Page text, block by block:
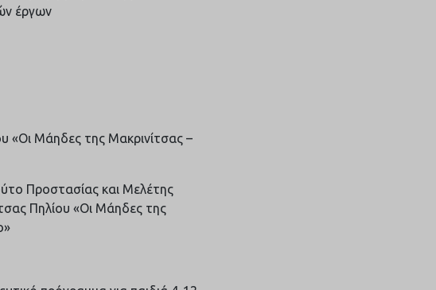
έργων
«Οι Μάηδες της Μακρινίτσας –
Προστασίας και Μελέτης
Πηλίου «Οι Μάηδες της